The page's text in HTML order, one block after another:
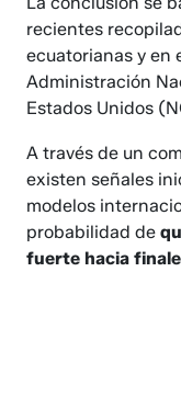
recientes
ecuatorianas y en
Administración
Estados Unidos
A través de un
existen señales
modelos
probabilidad de
fuerte hacia